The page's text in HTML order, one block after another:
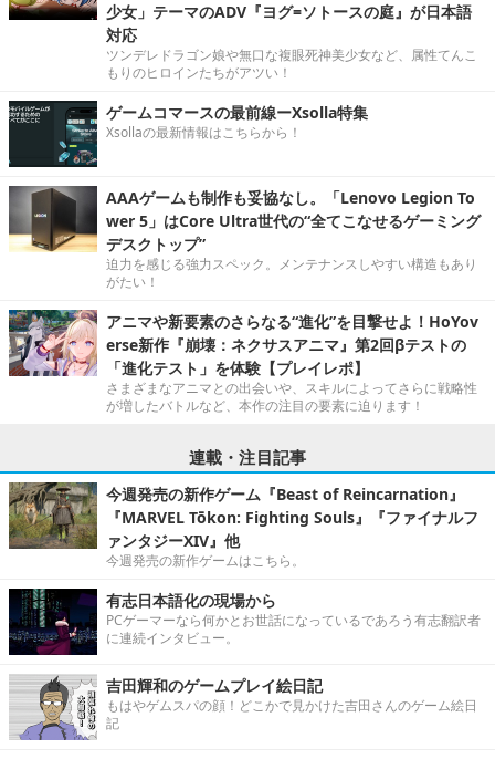
少女」テーマのADV『ヨグ=ソトースの庭』が日本語
対応
ツンデレドラゴン娘や無口な複眼死神美少女など、属性てんこ
もりのヒロインたちがアツい！
ゲームコマースの最前線ーXsolla特集
Xsollaの最新情報はこちらから！
AAAゲームも制作も妥協なし。「Lenovo Legion To
wer 5」はCore Ultra世代の“全てこなせるゲーミング
デスクトップ”
迫力を感じる強力スペック。メンテナンスしやすい構造もあり
がたい！
アニマや新要素のさらなる“進化”を目撃せよ！HoYov
erse新作『崩壊：ネクサスアニマ』第2回βテストの
「進化テスト」を体験【プレイレポ】
さまざまなアニマとの出会いや、スキルによってさらに戦略性
が増したバトルなど、本作の注目の要素に迫ります！
連載・注目記事
今週発売の新作ゲーム『Beast of Reincarnation』
『MARVEL Tōkon: Fighting Souls』『ファイナルフ
ァンタジーXIV』他
今週発売の新作ゲームはこちら。
有志日本語化の現場から
PCゲーマーなら何かとお世話になっているであろう有志翻訳者
に連続インタビュー。
吉田輝和のゲームプレイ絵日記
もはやゲムスパの顔！どこかで見かけた吉田さんのゲーム絵日
記